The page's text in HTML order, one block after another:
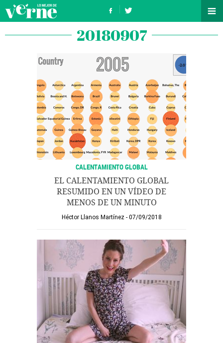
20180907
CALENTAMIENTO GLOBAL
EL CALENTAMIENTO GLOBAL
RESUMIDO EN UN VÍDEO DE
MENOS DE UN MINUTO
Héctor Llanos Martínez 07/09/2018